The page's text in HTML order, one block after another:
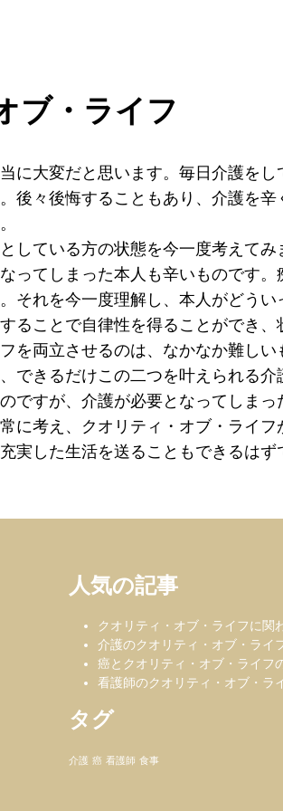
ブ・ライフ
に大変だと思います。毎日介護を
後々後悔することもあり、介護を
している方の状態を今一度考えて
ってしまった本人も辛いものです
それを今一度理解し、本人がどう
ることで自律性を得ることができ
を両立させるのは、なかなか難し
できるだけこの二つを叶えられる
ですが、介護が必要となってしま
に考え、クオリティ・オブ・ライ
実した生活を送ることもできるはず
人気の記事
クオリティ・オブ・ライフに関
介護のクオリティ・オブ・ライ
癌とクオリティ・オブ・ライフ
看護師のクオリティ・オブ・ラ
タグ
介護 癌 看護師 食事